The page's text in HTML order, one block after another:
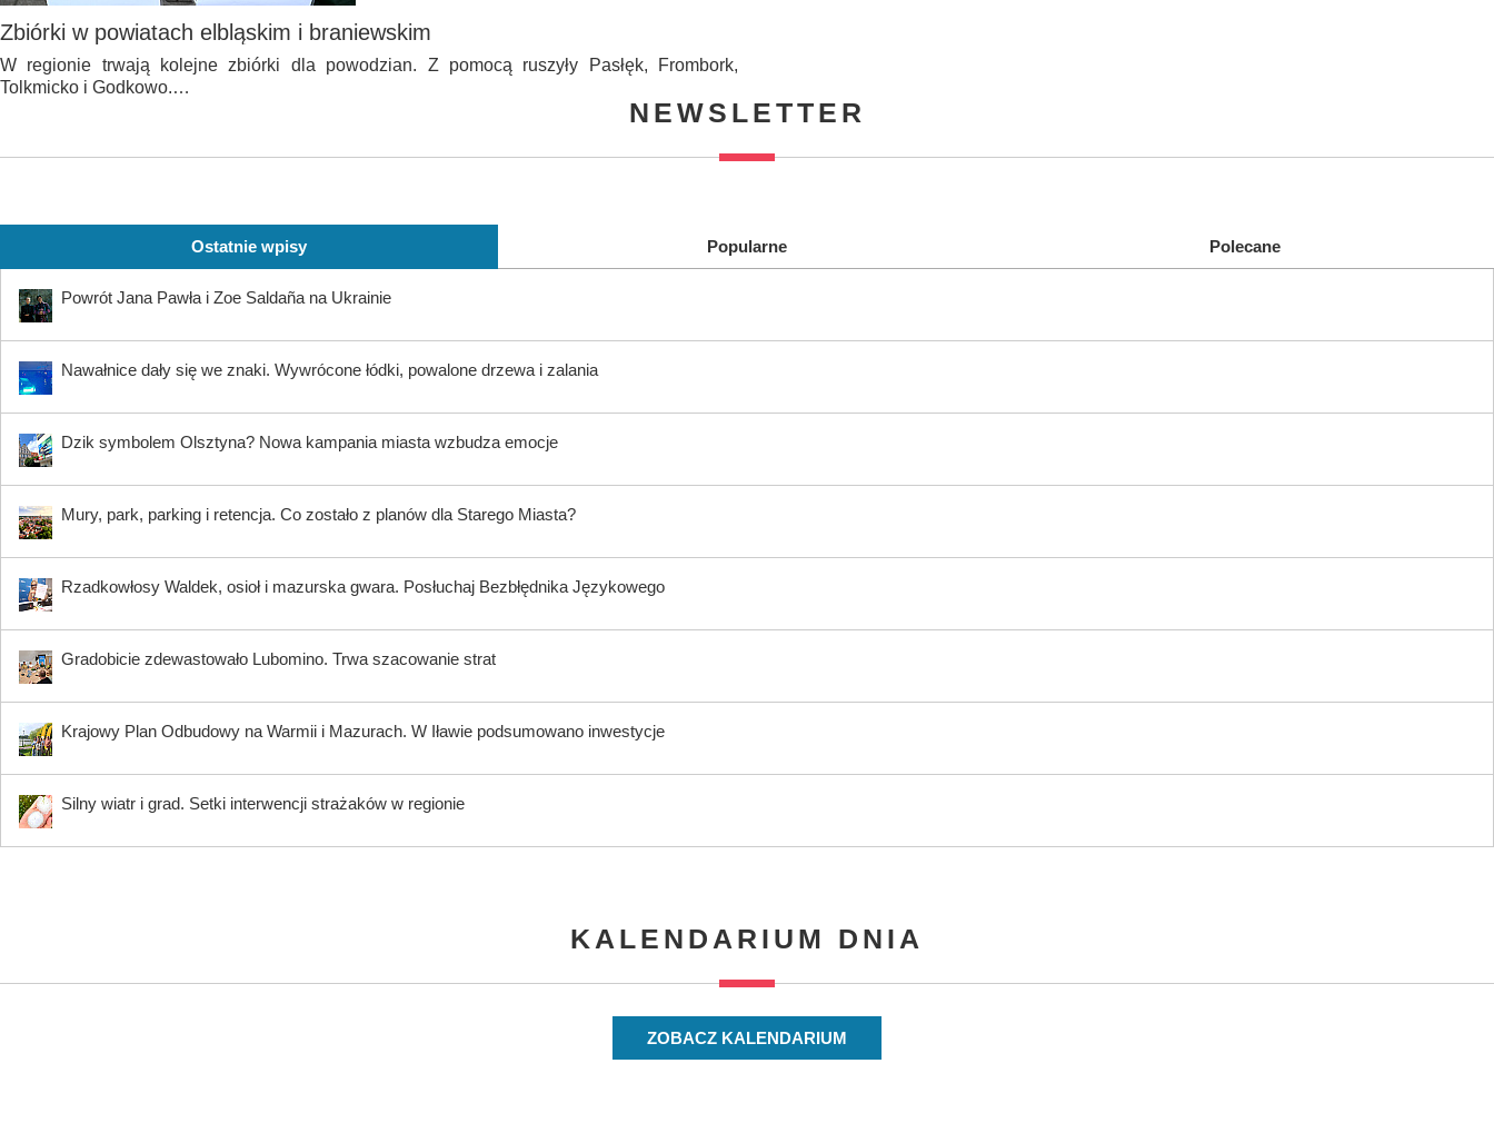
Zbiórki w powiatach elbląskim i braniewskim
W regionie trwają kolejne zbiórki dla powodzian. Z pomocą ruszyły Pasłęk, Frombork,
Tolkmicko i Godkowo.…
NEWSLETTER
Ostatnie wpisy Popularne Polecane
Powrót Jana Pawła i Zoe Saldaña na Ukrainie
Nawałnice dały się we znaki. Wywrócone łódki, powalone drzewa i zalania
Dzik symbolem Olsztyna? Nowa kampania miasta wzbudza emocje
Mury, park, parking i retencja. Co zostało z planów dla Starego Miasta?
Rzadkowłosy Waldek, osioł i mazurska gwara. Posłuchaj Bezbłędnika Językowego
Gradobicie zdewastowało Lubomino. Trwa szacowanie strat
Krajowy Plan Odbudowy na Warmii i Mazurach. W Iławie podsumowano inwestycje
Silny wiatr i grad. Setki interwencji strażaków w regionie
KALENDARIUM DNIA
ZOBACZ KALENDARIUM